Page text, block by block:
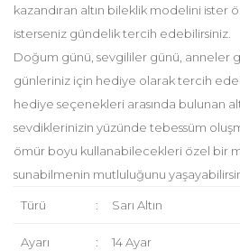
kazandıran altın bileklik modelini ister
isterseniz gündelik tercih edebilirsiniz.
Doğum günü, sevgililer günü, anneler
günleriniz için hediye olarak tercih
hediye seçenekleri arasında bulunan
sevdiklerinizin yüzünde tebessüm
ömür boyu kullanabilecekleri özel bir
sunabilmenin mutluluğunu
Türü : Sarı Altın
Ayarı : 14 Ayar